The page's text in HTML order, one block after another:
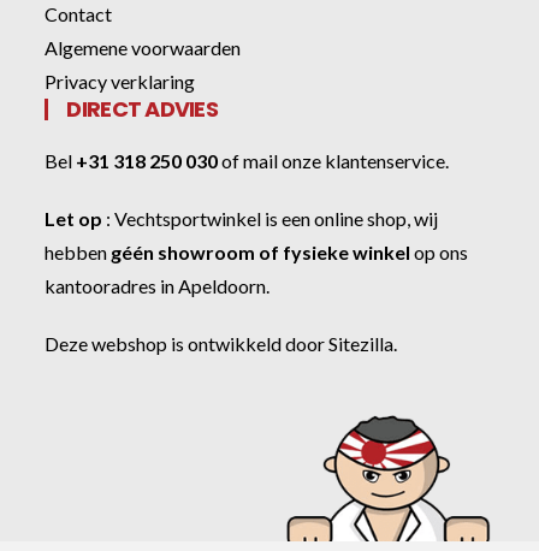
Contact
Algemene voorwaarden
Privacy verklaring
DIRECT ADVIES
Bel +31 318 250 030ofmail onze klantenservice
Let op :Vechtsportwinkel is een online shop, wij
hebben géén showroom of fysieke winkel op ons
kantooradres in Apeldoorn.
Deze webshop is ontwikkeld doorSitezilla